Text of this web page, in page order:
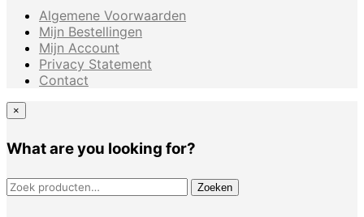
Algemene Voorwaarden
Mijn Bestellingen
Mijn Account
Privacy Statement
Contact
×
What are you looking for?
ZOEKEN NAAR: Zoeken